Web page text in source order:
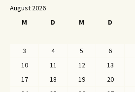
August 2026
M
D M D
3
4 5 6
10
11 12 13
17
18 19 20